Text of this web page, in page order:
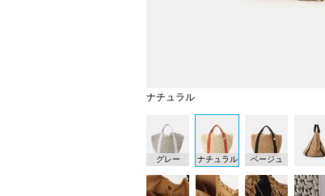
ナチュラル
グレー ナチュラル ベージュ